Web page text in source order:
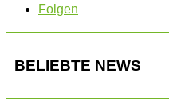
Folgen
BELIEBTE NEWS